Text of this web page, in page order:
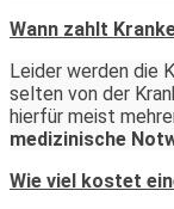
Wann zahlt
Leider werden die
selten von der
hierfür meist
medizinische
Wie viel kostet